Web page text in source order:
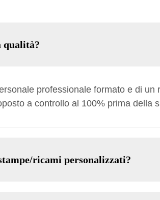
qualità?
professionale formato e di
a controllo al 100% prima della
ricami personalizzati?